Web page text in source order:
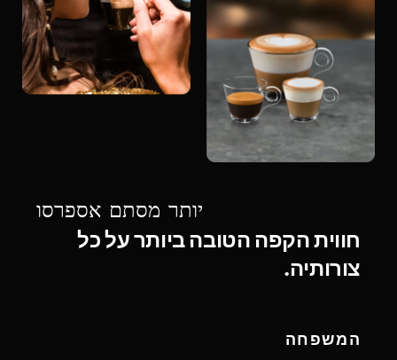
יותר מסתם אספרסו
חווית הקפה הטובה ביותר על כל
צורותיה.
המשפחה